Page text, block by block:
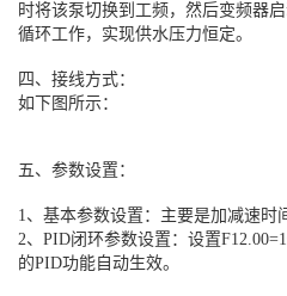
时将该泵切换到工频，然后变频器
循环工作，实现供水压力恒定。
四、接线方式：
如下图所示：
五、参数设置：
1、基本参数设置：主要是加减速时
2、PID闭环参数设置：设置
的PID功能自动生效。